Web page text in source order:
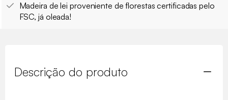
Madeira de lei proveniente de florestas certificadas pelo
FSC, já oleada!
Descrição do produto